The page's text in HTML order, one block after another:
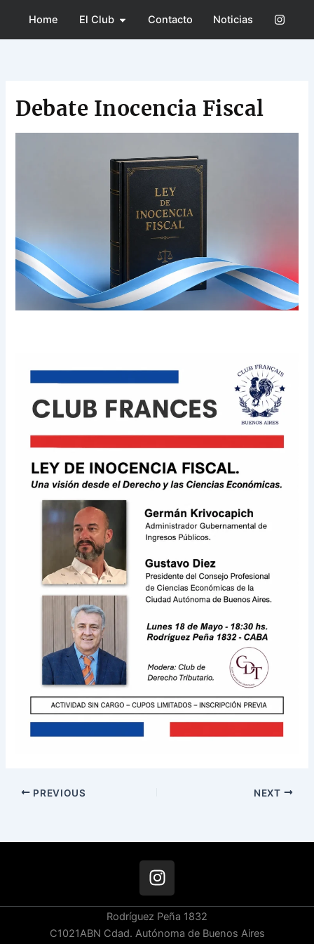
contenido
Home El Club Open El Club
Contacto Noticias
Debate Inocencia Fiscal
PREVIOUS NEXT
I
n
s
t
a
Rodríguez Peña 1832
C1021ABN Cdad. Autónoma de Buenos Aires